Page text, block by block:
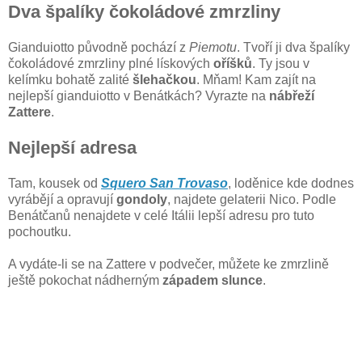
Dva špalíky čokoládové zmrzliny
Gianduiotto původně pochází z Piemotu. Tvoří ji dva špalíky
čokoládové zmrzliny plné lískových oříšků. Ty jsou v
kelímku bohatě zalité šlehačkou. Mňam! Kam zajít na
nejlepší gianduiotto v Benátkách? Vyrazte na nábřeží
Zattere.
Nejlepší adresa
Tam, kousek od Squero San Trovaso, loděnice kde dodnes
vyrábějí a opravují gondoly, najdete gelaterii Nico. Podle
Benátčanů nenajdete v celé Itálii lepší adresu pro tuto
pochoutku.
A vydáte-li se na Zattere v podvečer, můžete ke zmrzlině
ještě pokochat nádherným západem slunce.